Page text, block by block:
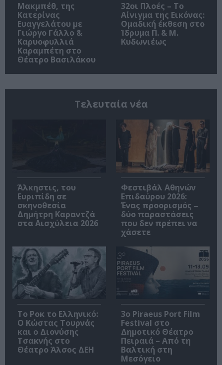
Μακμπέθ, της
Κατερίνας
Ευαγγελάτου με
Γιώργο Γάλλο &
Καρυοφυλλιά
Καραμπέτη στο
Θέατρο Βασιλάκου
32οι Πλοές – Το
Αίνιγμα της Εικόνας:
Ομαδική έκθεση στο
Ίδρυμα Π. & Μ.
Κυδωνιέως
Τελευταία νέα
Άλκηστις, του
Ευριπίδη σε
σκηνοθεσία
Δημήτρη Καραντζά
στα Αισχύλεια 2026
Φεστιβάλ Αθηνών
Επιδαύρου 2026:
Ένας προορισμός –
δύο παραστάσεις
που δεν πρέπει να
χάσετε
Το Ροκ το Ελληνικό:
Ο Κώστας Τουρνάς
και ο Διονύσης
Τσακνής στο
Θέατρο Άλσος ΔΕΗ
3o Piraeus Port Film
Festival στο
Δημοτικό Θέατρο
Πειραιά – Από τη
Βαλτική στη
Μεσόγειο